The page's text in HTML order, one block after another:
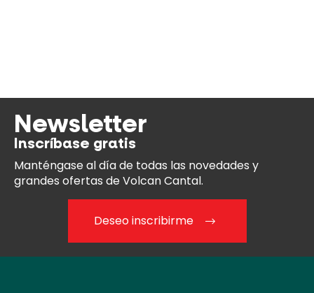
Newsletter
Inscríbase gratis
Manténgase al díade todas las novedades y
grandes ofertas de Volcan Cantal.
Deseo inscribirme